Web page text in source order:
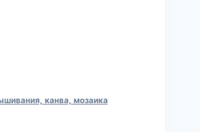
канва, мозаика